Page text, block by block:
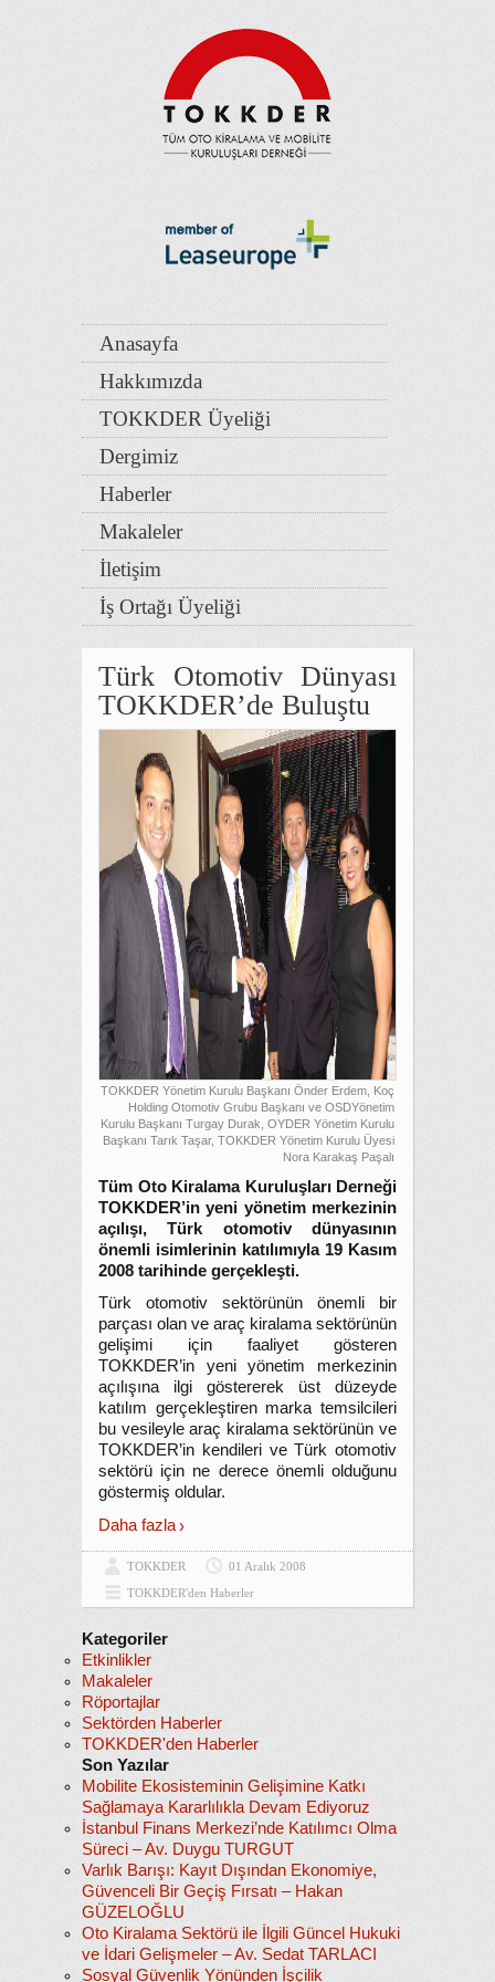
Anasayfa
Hakkımızda
TOKKDER Üyeliği
Dergimiz
Haberler
Makaleler
İletişim
İş Ortağı Üyeliği
Türk Otomotiv Dünyası
TOKKDER’de Buluştu
TOKKDER Yönetim Kurulu Başkanı Önder Erdem, Koç
Holding Otomotiv Grubu Başkanı ve OSDYönetim
Kurulu Başkanı Turgay Durak, OYDER Yönetim Kurulu
Başkanı Tarık Taşar, TOKKDER Yönetim Kurulu Üyesi
Nora Karakaş Paşalı
Tüm Oto Kiralama Kuruluşları Derneği
TOKKDER’in yeni yönetim merkezinin
açılışı, Türk otomotiv dünyasının
önemli isimlerinin katılımıyla 19 Kasım
2008 tarihinde gerçekleşti.
Türk otomotiv sektörünün önemli bir
parçası olan ve araç kiralama sektörünün
gelişimi için faaliyet gösteren
TOKKDER’in yeni yönetim merkezinin
açılışına ilgi göstererek üst düzeyde
katılım gerçekleştiren marka temsilcileri
bu vesileyle araç kiralama sektörünün ve
TOKKDER’in kendileri ve Türk otomotiv
sektörü için ne derece önemli olduğunu
göstermiş oldular.
Daha fazla
TOKKDER
01 Aralık 2008
TOKKDER'den Haberler
Kategoriler
Etkinlikler
Makaleler
Röportajlar
Sektörden Haberler
TOKKDER'den Haberler
Son Yazılar
Mobilite Ekosisteminin Gelişimine Katkı
Sağlamaya Kararlılıkla Devam Ediyoruz
İstanbul Finans Merkezi’nde Katılımcı Olma
Süreci – Av. Duygu TURGUT
Varlık Barışı: Kayıt Dışından Ekonomiye,
Güvenceli Bir Geçiş Fırsatı – Hakan
GÜZELOĞLU
Oto Kiralama Sektörü ile İlgili Güncel Hukuki
ve İdari Gelişmeler – Av. Sedat TARLACI
Sosyal Güvenlik Yönünden İşçilik